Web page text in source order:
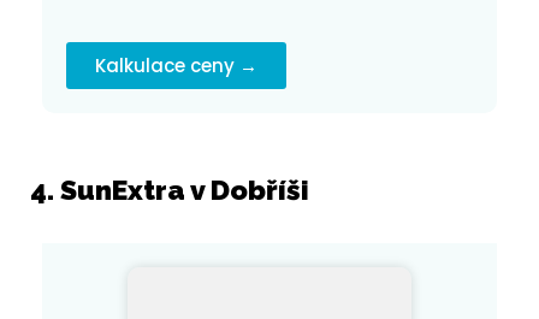
Kalkulace ceny →
4. SunExtra v Dobříši